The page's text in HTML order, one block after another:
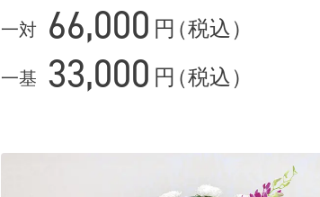
一対 66,000 円（税込）
一基 33,000 円（税込）